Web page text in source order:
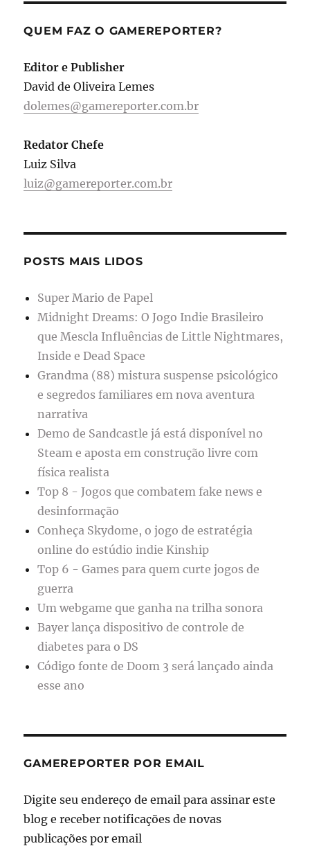
QUEM FAZ O GAMEREPORTER?
Editor e Publisher
David de Oliveira Lemes
dolemes@gamereporter.com.br
Redator Chefe
Luiz Silva
luiz@gamereporter.com.br
POSTS MAIS LIDOS
Super Mario de Papel
Midnight Dreams: O Jogo Indie Brasileiro
que Mescla Influências de Little Nightmares,
Inside e Dead Space
Grandma (88) mistura suspense psicológico
e segredos familiares em nova aventura
narrativa
Demo de Sandcastle já está disponível no
Steam e aposta em construção livre com
física realista
Top 8 - Jogos que combatem fake news e
desinformação
Conheça Skydome, o jogo de estratégia
online do estúdio indie Kinship
Top 6 - Games para quem curte jogos de
guerra
Um webgame que ganha na trilha sonora
Bayer lança dispositivo de controle de
diabetes para o DS
Código fonte de Doom 3 será lançado ainda
esse ano
GAMEREPORTER POR EMAIL
Digite seu endereço de email para assinar este
blog e receber notificações de novas
publicações por email